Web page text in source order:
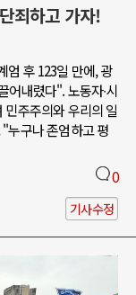
죄하고 가자!
엄 후 123일 만에, 광
어내렸다". 노동자∙시
주주의와 우리의 일
누구나 존엄하고 평
0
기사수정